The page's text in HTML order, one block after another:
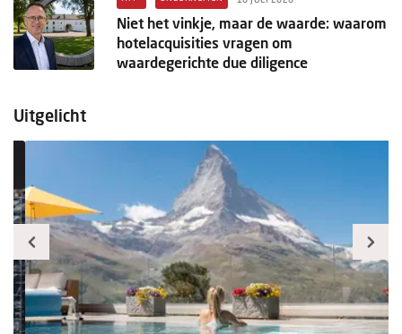
Niet het vinkje, maar de waarde: waarom
hotelacquisities vragen om
waardegerichte due diligence
Uitgelicht